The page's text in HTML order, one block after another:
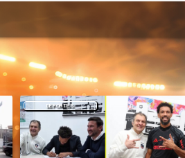
DEPORTES